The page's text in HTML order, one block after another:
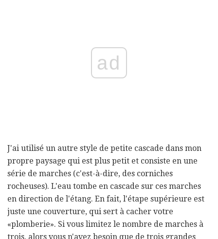
ad
J'ai utilisé un autre style de petite cascade dans mon
propre paysage qui est plus petit et consiste en une
série de marches (c'est-à-dire, des corniches
rocheuses). L'eau tombe en cascade sur ces marches
en direction de l'étang. En fait, l'étape supérieure est
juste une couverture, qui sert à cacher votre
«plomberie». Si vous limitez le nombre de marches à
trois, alors vous n'avez besoin que de trois grandes